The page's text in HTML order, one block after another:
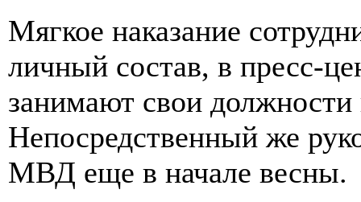
Мягкое наказание
личный состав, в пресс-
занимают свои должности
Непосредственный же
МВД еще в начале весны.